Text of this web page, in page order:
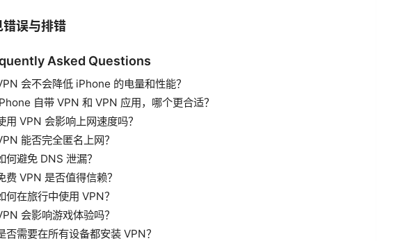
错误与排错
Asked Questions
会不会降低 iPhone 的电量和性能？
自带 VPN 和 VPN 应用，哪个更合适？
用 VPN 会影响上网速度吗？
能否完全匿名上网？
何避免 DNS 泄漏？
费 VPN 是否值得信赖？
何在旅行中使用 VPN？
会影响游戏体验吗？
否需要在所有设备都安装 VPN？